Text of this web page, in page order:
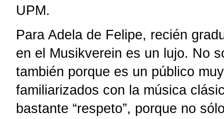
UPM.
Para Adela de Felipe, recién
en el Musikverein es un lujo. No
también porque es un público
familiarizados con la música
bastante “respeto”, porque no